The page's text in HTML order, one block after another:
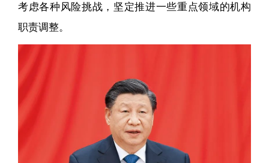
考虑各种风险挑战，坚定推进一些重点领域的机构
职责调整。